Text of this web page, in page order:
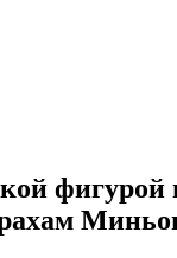
фигурой